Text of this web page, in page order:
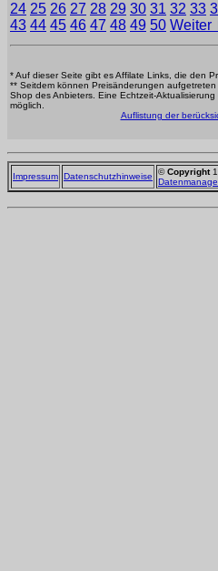
24 25 26 27 28 29 30 31 32 33
43 44 45 46 47 48 49 50 Weiter
* Auf dieser Seite gibt es Affilate Links, die den
** Seitdem können Preisänderungen
Shop des Anbieters. Eine Echtzeit-
möglich.
Auflistung der
Impressum Datenschutzhinweise ©Copyright